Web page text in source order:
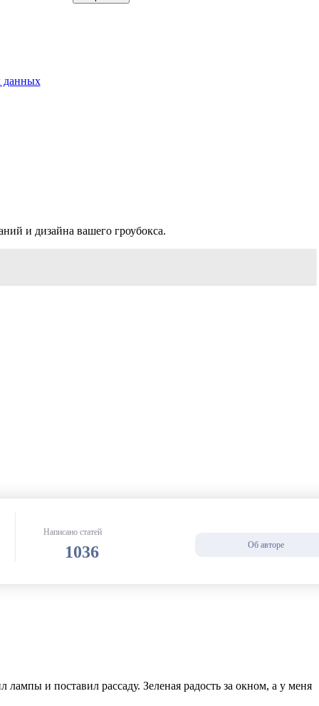
данных
и дизайна вашего гроубокса.
Написано статей
1036 Об авторе
и поставил рассаду. Зеленая радость за окном, а у меня